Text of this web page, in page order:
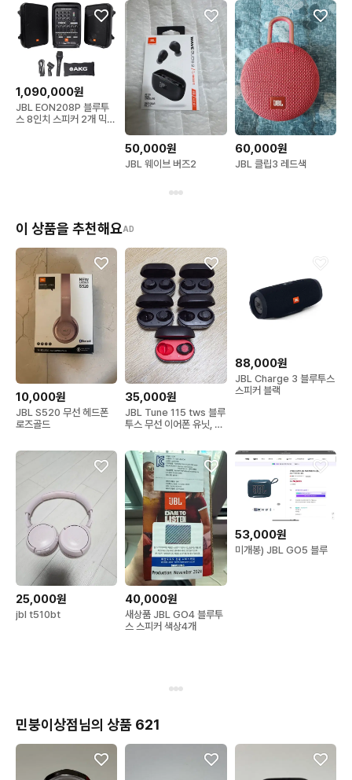
1,090,000원
JBL EON208P 블루투
스 8인치 스피커 2개 믹서
50,000원
JBL 웨이브 버즈2
60,000원
JBL 클립3 레드색
이 상품을 추천해요AD
10,000원
JBL S520 무선 헤드폰
로즈골드
35,000원
JBL Tune 115 tws 블루
투스 무선 이어폰 유닛, 본
88,000원
JBL Charge 3 블루투스
스피커 블랙
25,000원
jbl t510bt
40,000원
새상품 JBL GO4 블루투
스 스피커 색상4개
53,000원
미개봉) JBL GO5 블루
민붕이상점님의 상품 621